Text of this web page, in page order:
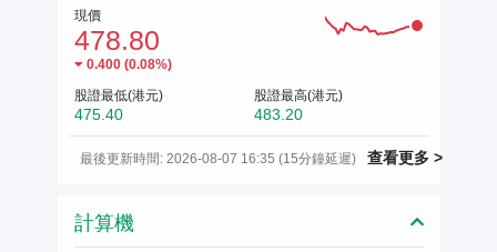
現價
478.80
0.400(0.08%)
股證最低(港元)
475.40
股證最高(港元)
483.20
最後更新時間: 2026-08-07 16:35 (15分鐘延遲) 查看更多 >
計算機